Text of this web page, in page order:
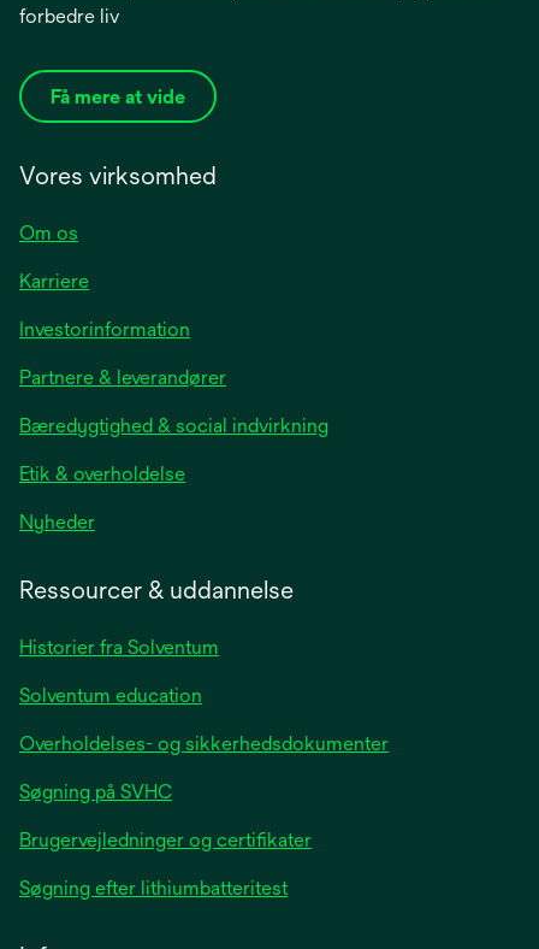
forbedre liv
Få mere at vide
Vores virksomhed
Om os
Karriere
Investorinformation
a
new
Partnere & leverandører
Bæredygtighed & social indvirkning
Etik & overholdelse
Nyhederopens
tab
Ressourcer & uddannelse
Historier fra Solventum
Solventum education
Overholdelses- og sikkerhedsdokumenter
Søgning på SVHC
Brugervejledninger og certifikater
Søgning efter lithiumbatteritest